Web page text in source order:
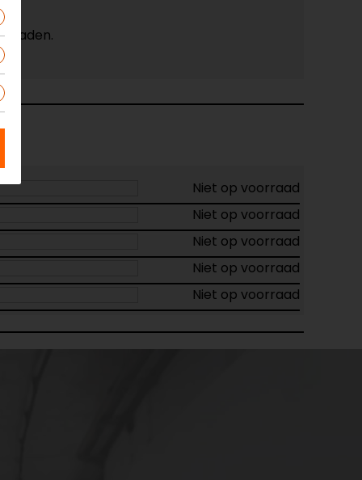
Niet op voorraad
Niet op voorraad
Niet op voorraad
Niet op voorraad
Niet op voorraad